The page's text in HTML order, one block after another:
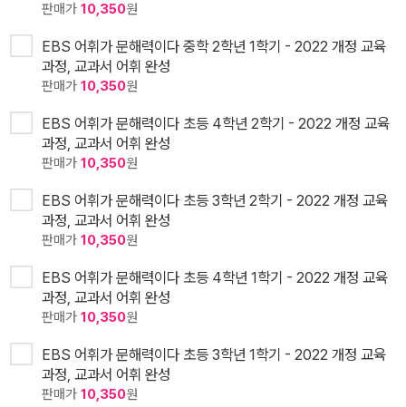
판매가 10,350원
EBS 어휘가 문해력이다 중학 2학년 1학기 - 2022 개정 교육
과정, 교과서 어휘 완성
판매가 10,350원
EBS 어휘가 문해력이다 초등 4학년 2학기 - 2022 개정 교육
과정, 교과서 어휘 완성
판매가 10,350원
EBS 어휘가 문해력이다 초등 3학년 2학기 - 2022 개정 교육
과정, 교과서 어휘 완성
판매가 10,350원
EBS 어휘가 문해력이다 초등 4학년 1학기 - 2022 개정 교육
과정, 교과서 어휘 완성
판매가 10,350원
EBS 어휘가 문해력이다 초등 3학년 1학기 - 2022 개정 교육
과정, 교과서 어휘 완성
판매가 10,350원